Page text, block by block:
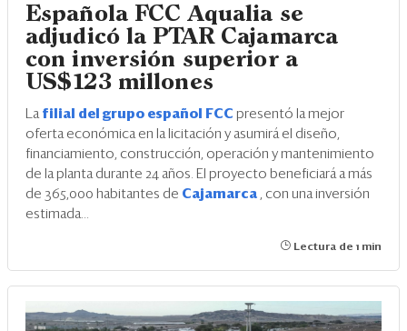
Española FCC Aqualia se
adjudicó la PTAR Cajamarca
con inversión superior a
US$123 millones
La filial del grupo español FCC presentó la mejor
oferta económica en la licitación y asumirá el diseño,
financiamiento, construcción, operación y mantenimiento
de la planta durante 24 años. El proyecto beneficiará a más
de 365,000 habitantes de Cajamarca
, con una inversión
estimada...
Lectura de 1 min